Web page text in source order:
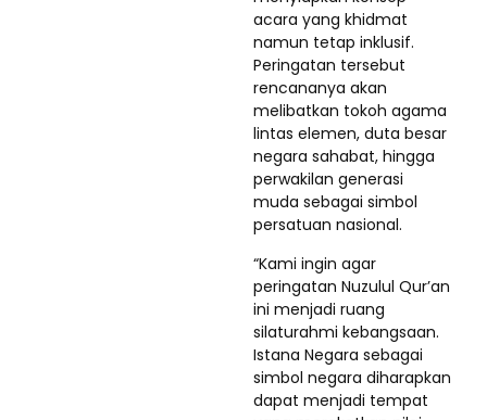
acara yang khidmat
namun tetap inklusif.
Peringatan tersebut
rencananya akan
melibatkan tokoh agama
lintas elemen, duta besar
negara sahabat, hingga
perwakilan generasi
muda sebagai simbol
persatuan nasional.
“Kami ingin agar
peringatan Nuzulul Qur’an
ini menjadi ruang
silaturahmi kebangsaan.
Istana Negara sebagai
simbol negara diharapkan
dapat menjadi tempat